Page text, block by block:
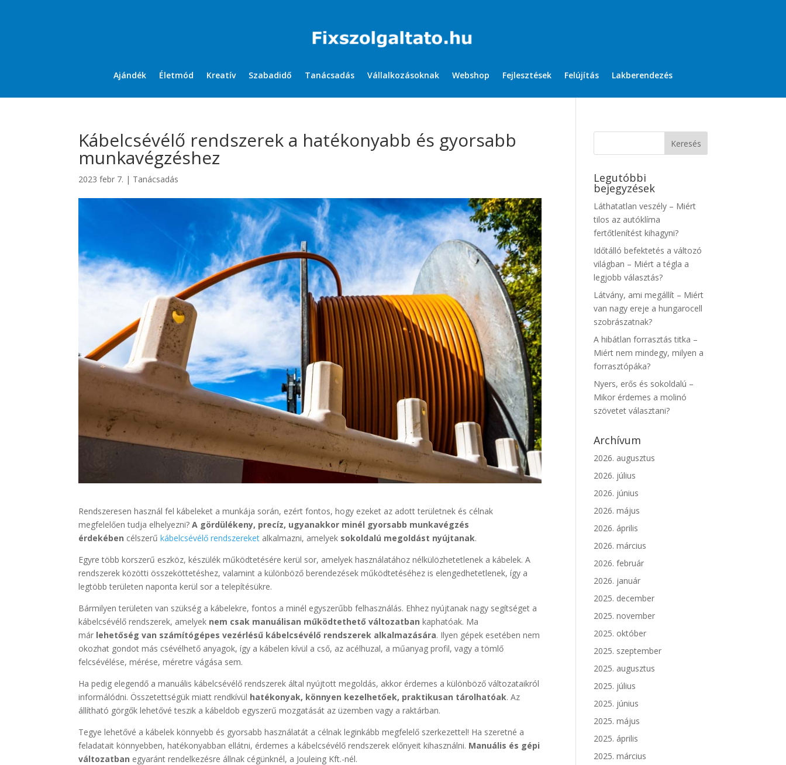
Ajándék Életmód Kreatív Szabadidő Tanácsadás Vállalkozásoknak Webshop Fejlesztések Felújítás Lakberendezés
Kábelcsévélő rendszerek a hatékonyabb és gyorsabb
munkavégzéshez
2023 febr 7. | Tanácsadás
Rendszeresen használ fel kábeleket a munkája során, ezért fontos, hogy ezeket az adott területnek és célnak
megfelelően tudja elhelyezni?A gördülékeny, precíz, ugyanakkor minél gyorsabb munkavégzés
érdekében célszerűkábelcsévélő rendszereket alkalmazni, amelyek sokoldalú megoldást nyújtanak.
Egyre több korszerű eszköz, készülék működtetésére kerül sor, amelyek használatához nélkülözhetetlenek a kábelek. A
rendszerek közötti összeköttetéshez, valamint a különböző berendezések működtetéséhez is elengedhetetlenek, így a
legtöbb területen naponta kerül sor a telepítésükre.
Bármilyen területen van szükség a kábelekre, fontos a minél egyszerűbb felhasználás. Ehhez nyújtanak nagy segítséget a
kábelcsévélő rendszerek, amelyek nem csak manuálisan működtethető változatban kaphatóak. Ma
már lehetőség van számítógépes vezérlésű kábelcsévélő rendszerek alkalmazására. Ilyen gépek esetében nem
okozhat gondot más csévélhető anyagok, így a kábelen kívül a cső, az acélhuzal, a műanyag profil, vagy a tömlő
felcsévélése, mérése, méretre vágása sem.
Ha pedig elegendő a manuális kábelcsévélő rendszerek által nyújtott megoldás, akkor érdemes a különböző változataikról
informálódni. Összetettségük miatt rendkívül hatékonyak, könnyen kezelhetőek, praktikusan tárolhatóak. Az
állítható görgők lehetővé teszik a kábeldob egyszerű mozgatását az üzemben vagy a raktárban.
Tegye lehetővé a kábelek könnyebb és gyorsabb használatát a célnak leginkább megfelelő szerkezettel! Ha szeretné a
feladatait könnyebben, hatékonyabban ellátni, érdemes a kábelcsévélő rendszerek előnyeit kihasználni. Manuális és gépi
változatban egyaránt rendelkezésre állnak cégünknél, a Jouleing Kft.-nél.
Legutóbbi
bejegyzések
Láthatatlan veszély – Miért
tilos az autóklíma
fertőtlenítést kihagyni?
Időtálló befektetés a változó
világban – Miért a tégla a
legjobb választás?
Látvány, ami megállít – Miért
van nagy ereje a hungarocell
szobrászatnak?
A hibátlan forrasztás titka –
Miért nem mindegy, milyen a
forrasztópáka?
Nyers, erős és sokoldalú –
Mikor érdemes a molinó
szövetet választani?
Archívum
2026. augusztus
2026. július
2026. június
2026. május
2026. április
2026. március
2026. február
2026. január
2025. december
2025. november
2025. október
2025. szeptember
2025. augusztus
2025. július
2025. június
2025. május
2025. április
2025. március